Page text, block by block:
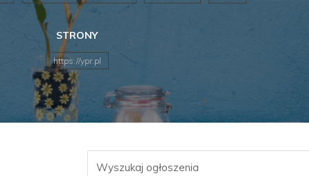
STRONY
https://ypr.pl